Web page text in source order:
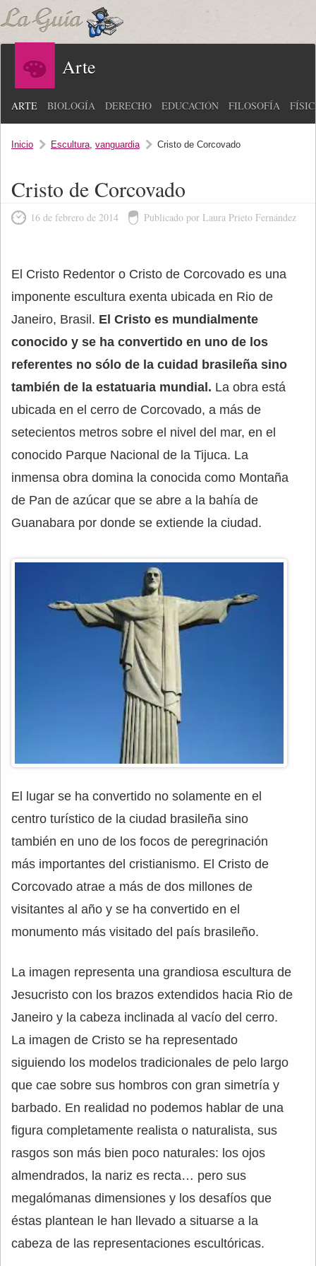
Arte
ARTE BIOLOGÍA DERECHO EDUCACIÓN FILOSOFÍA
Inicio Escultura, vanguardia Cristo de Corcovado
Cristo de Corcovado
16 de febrero de 2014 Publicado por Laura Prieto Fernández
El Cristo Redentor o Cristo de Corcovado es una
imponente escultura exenta ubicada en Rio de
Janeiro, Brasil. El Cristo es mundialmente
conocido y se ha convertido en uno de los
referentes no sólo de la cuidad brasileña sino
también de la estatuaria mundial. La obra está
ubicada en el cerro de Corcovado, a más de
setecientos metros sobre el nivel del mar, en el
conocido Parque Nacional de la Tijuca. La
inmensa obra domina la conocida como Montaña
de Pan de azúcar que se abre a la bahía de
Guanabara por donde se extiende la ciudad.
El lugar se ha convertido no solamente en el
centro turístico de la ciudad brasileña sino
también en uno de los focos de peregrinación
más importantes del cristianismo. El Cristo de
Corcovado atrae a más de dos millones de
visitantes al año y se ha convertido en el
monumento más visitado del país brasileño.
La imagen representa una grandiosa escultura de
Jesucristo con los brazos extendidos hacia Rio de
Janeiro y la cabeza inclinada al vacío del cerro.
La imagen de Cristo se ha representado
siguiendo los modelos tradicionales de pelo largo
que cae sobre sus hombros con gran simetría y
barbado. En realidad no podemos hablar de una
figura completamente realista o naturalista, sus
rasgos son más bien poco naturales: los ojos
almendrados, la nariz es recta… pero sus
megalómanas dimensiones y los desafíos que
éstas plantean le han llevado a situarse a la
cabeza de las representaciones escultóricas.